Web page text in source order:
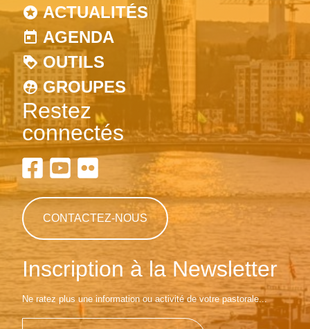
ACTUALITÉS
AGENDA
OUTILS
GROUPES
Restez
connectés
CONTACTEZ-NOUS
Inscription à la Newsletter
Ne ratez plus une information ou activité de votre pastorale...